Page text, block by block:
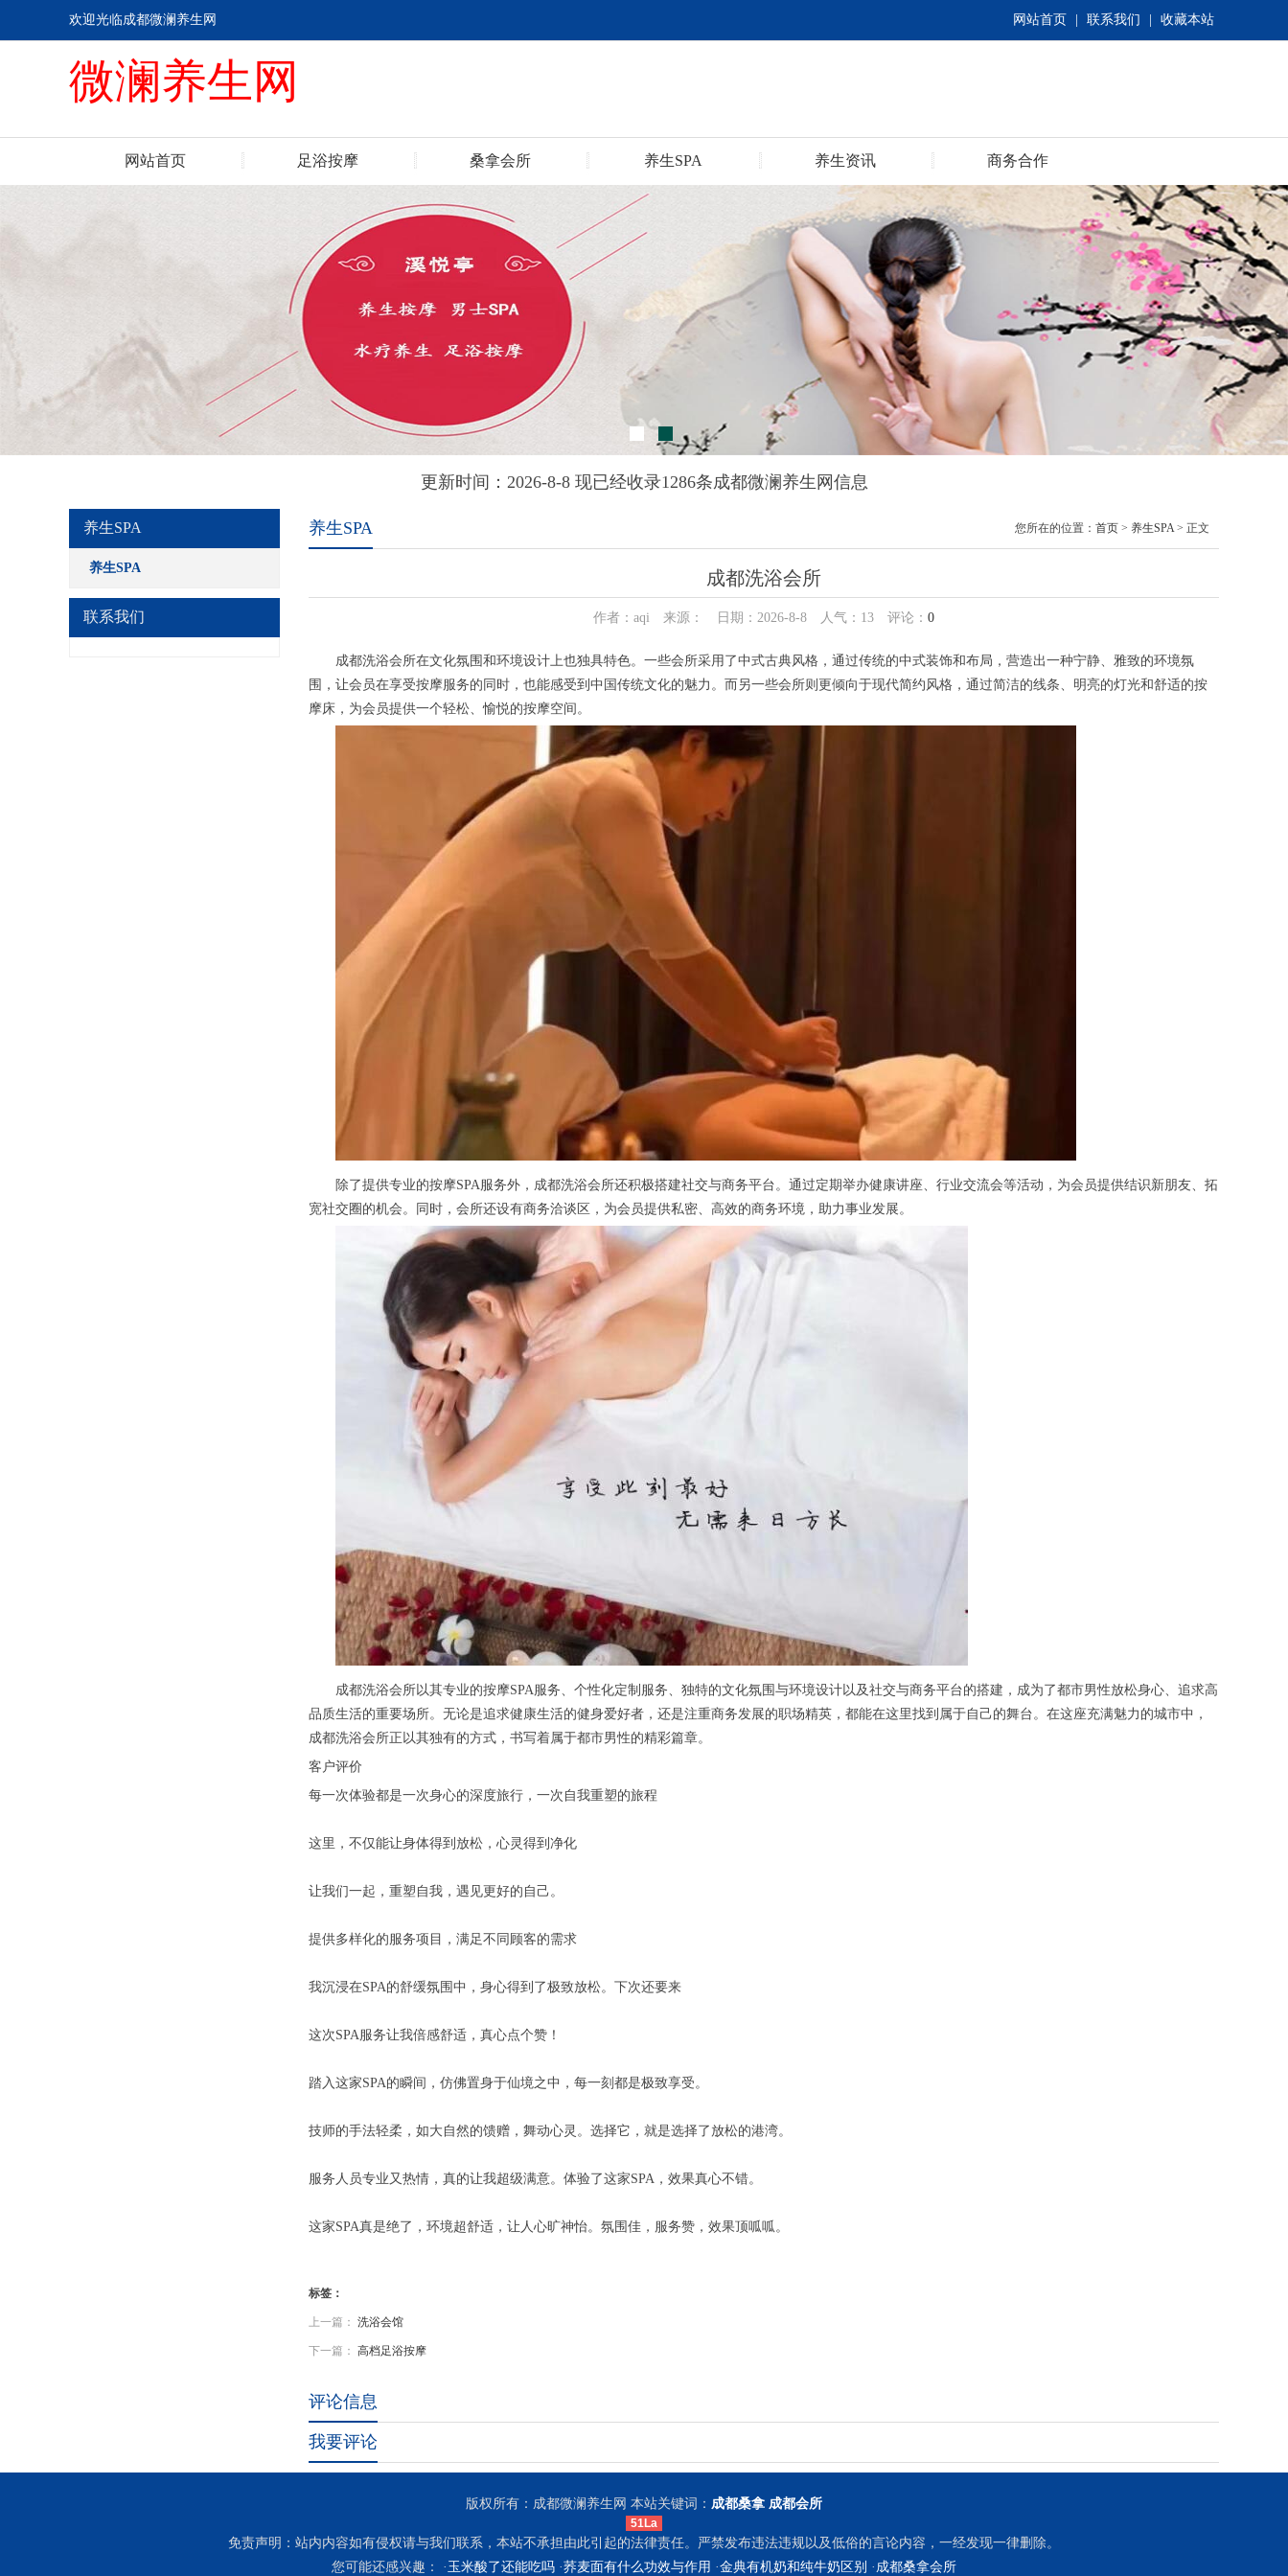
网站首页 联系我们 收藏本站
欢迎光临成都微澜养生网
微澜养生网
网站首页 足浴按摩 桑拿会所 养生SPA 养生资讯 商务合作
更新时间：2026-8-8 现已经收录1286条成都微澜养生网信息
养生SPA
养生SPA
联系我们
养生SPA 您所在的位置： 首页 > 养生SPA> 正文
成都洗浴会所
作者：aqi 来源： 日期：2026-8-8 人气： 13 评论： 0
成都洗浴会所在文化氛围和环境设计上也独具特色。一些会所采用了中式古典风格，通过传统的中式装饰和布局，营造出一种宁静、雅致的环境氛
围，让会员在享受按摩服务的同时，也能感受到中国传统文化的魅力。而另一些会所则更倾向于现代简约风格，通过简洁的线条、明亮的灯光和舒适的按
摩床，为会员提供一个轻松、愉悦的按摩空间。
除了提供专业的按摩SPA服务外，成都洗浴会所还积极搭建社交与商务平台。通过定期举办健康讲座、行业交流会等活动，为会员提供结识新朋友、拓
宽社交圈的机会。同时，会所还设有商务洽谈区，为会员提供私密、高效的商务环境，助力事业发展。
成都洗浴会所以其专业的按摩SPA服务、个性化定制服务、独特的文化氛围与环境设计以及社交与商务平台的搭建，成为了都市男性放松身心、追求高
品质生活的重要场所。无论是追求健康生活的健身爱好者，还是注重商务发展的职场精英，都能在这里找到属于自己的舞台。在这座充满魅力的城市中，
成都洗浴会所正以其独有的方式，书写着属于都市男性的精彩篇章。
客户评价
每一次体验都是一次身心的深度旅行，一次自我重塑的旅程
这里，不仅能让身体得到放松，心灵得到净化
让我们一起，重塑自我，遇见更好的自己。
提供多样化的服务项目，满足不同顾客的需求
我沉浸在SPA的舒缓氛围中，身心得到了极致放松。下次还要来
这次SPA服务让我倍感舒适，真心点个赞！
踏入这家SPA的瞬间，仿佛置身于仙境之中，每一刻都是极致享受。
技师的手法轻柔，如大自然的馈赠，舞动心灵。选择它，就是选择了放松的港湾。
服务人员专业又热情，真的让我超级满意。体验了这家SPA，效果真心不错。
这家SPA真是绝了，环境超舒适，让人心旷神怡。氛围佳，服务赞，效果顶呱呱。
标签：
上一篇： 洗浴会馆
下一篇： 高档足浴按摩
评论信息
我要评论
版权所有：成都微澜养生网 本站关键词： 成都桑拿 成都会所
51La
免责声明：站内内容如有侵权请与我们联系，本站不承担由此引起的法律责任。严禁发布违法违规以及低俗的言论内容，一经发现一律删除。
您可能还感兴趣： · 玉米酸了还能吃吗 ·荞麦面有什么功效与作用 ·金典有机奶和纯牛奶区别 · 成都桑拿会所